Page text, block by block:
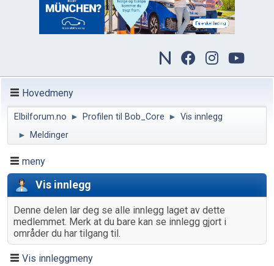
Hovedmeny
Elbilforum.no ► Profilen til Bob_Core ► Vis innlegg
►
Meldinger
meny
Vis innlegg
Denne delen lar deg se alle innlegg laget av dette
medlemmet. Merk at du bare kan se innlegg gjort i
områder du har tilgang til.
Vis innleggmeny